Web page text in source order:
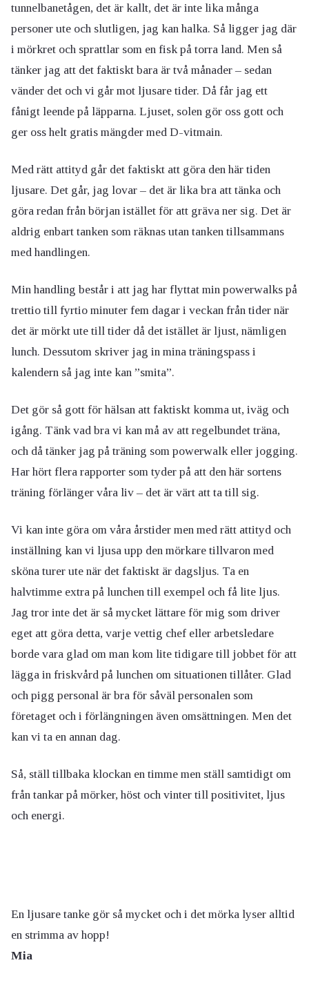
tunnelbanetågen, det är kallt, det är inte lika många
personer ute och slutligen, jag kan halka. Så ligger jag där
i mörkret och sprattlar som en fisk på torra land. Men så
tänker jag att det faktiskt bara är två månader – sedan
vänder det och vi går mot ljusare tider. Då får jag ett
fånigt leende på läpparna. Ljuset, solen gör oss gott och
ger oss helt gratis mängder med D-vitmain.
Med rätt attityd går det faktiskt att göra den här tiden
ljusare. Det går, jag lovar – det är lika bra att tänka och
göra redan från början istället för att gräva ner sig. Det är
aldrig enbart tanken som räknas utan tanken tillsammans
med handlingen.
Min handling består i att jag har flyttat min powerwalks på
trettio till fyrtio minuter fem dagar i veckan från tider när
det är mörkt ute till tider då det istället är ljust, nämligen
lunch. Dessutom skriver jag in mina träningspass i
kalendern så jag inte kan ”smita”.
Det gör så gott för hälsan att faktiskt komma ut, iväg och
igång. Tänk vad bra vi kan må av att regelbundet träna,
och då tänker jag på träning som powerwalk eller jogging.
Har hört flera rapporter som tyder på att den här sortens
träning förlänger våra liv – det är värt att ta till sig.
Vi kan inte göra om våra årstider men med rätt attityd och
inställning kan vi ljusa upp den mörkare tillvaron med
sköna turer ute när det faktiskt är dagsljus. Ta en
halvtimme extra på lunchen till exempel och få lite ljus.
Jag tror inte det är så mycket lättare för mig som driver
eget att göra detta, varje vettig chef eller arbetsledare
borde vara glad om man kom lite tidigare till jobbet för att
lägga in friskvård på lunchen om situationen tillåter. Glad
och pigg personal är bra för såväl personalen som
företaget och i förlängningen även omsättningen. Men det
kan vi ta en annan dag.
Så, ställ tillbaka klockan en timme men ställ samtidigt om
från tankar på mörker, höst och vinter till positivitet, ljus
och energi.
En ljusare tanke gör så mycket och i det mörka lyser alltid
en strimma av hopp!
Mia